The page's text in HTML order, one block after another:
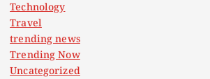
Technology
Travel
trending news
Trending Now
Uncategorized